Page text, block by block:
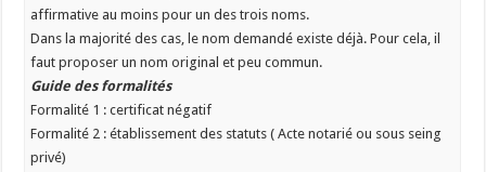
affirmative au moins pour un des trois noms.
Dans la majorité des cas, le nom demandé existe déjà. Pour cela, il
faut proposer un nom original et peu commun.
Guide des formalités
Formalité 1 : certificat négatif
Formalité 2 : établissement des statuts ( Acte notarié ou sous seing
privé)